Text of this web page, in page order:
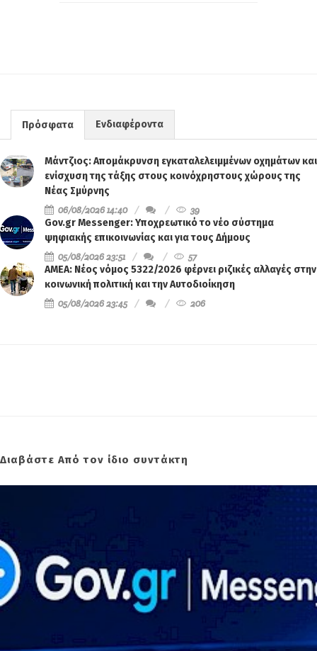
Πρόσφατα Ενδιαφέροντα
Μάντζιος: Απομάκρυνση εγκαταλελειμμένων οχημάτων και
ενίσχυση της τάξης στους κοινόχρηστους χώρους της
Νέας Σμύρνης
06/08/2026 14:40
39
Gov.gr Messenger: Υποχρεωτικό το νέο σύστημα
ψηφιακής επικοινωνίας και για τους Δήμους
05/08/2026 23:51
57
ΑΜΕΑ: Νέος νόμος 5322/2026 φέρνει ριζικές αλλαγές στην
κοινωνική πολιτική και την Αυτοδιοίκηση
05/08/2026 23:45
206
Διαβάστε Από τον ίδιο συντάκτη